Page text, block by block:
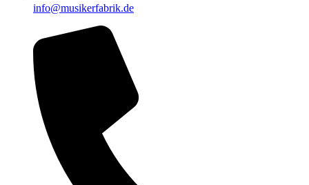
info@musikerfabrik.de